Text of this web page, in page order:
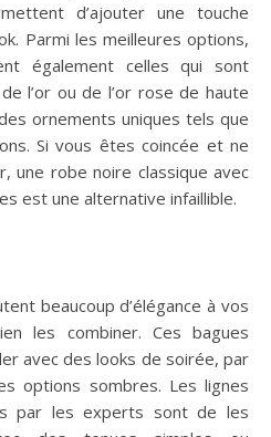
d’ajouter une touche
Parmi les meilleures options,
également celles qui sont
l’or ou de l’or rose de haute
ornements uniques tels que
Si vous êtes coincée et ne
une robe noire classique avec
est une alternative infaillible.
beaucoup d’élégance à vos
les combiner. Ces bagues
avec des looks de soirée, par
options sombres. Les lignes
par les experts sont de les